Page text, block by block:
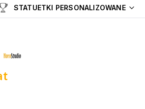
STATUETKI PERSONALIZOWANE